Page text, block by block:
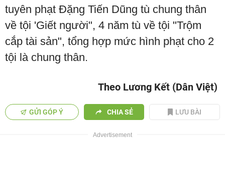
tuyên phạt Đặng Tiến Dũng tù chung thân
về tội 'Giết người", 4 năm tù về tội "Trộm
cắp tài sản", tổng hợp mức hình phạt cho 2
tội là chung thân.
Theo Lương Kết (Dân Việt)
GỬI GÓP Ý CHIA SẺ LƯU BÀI